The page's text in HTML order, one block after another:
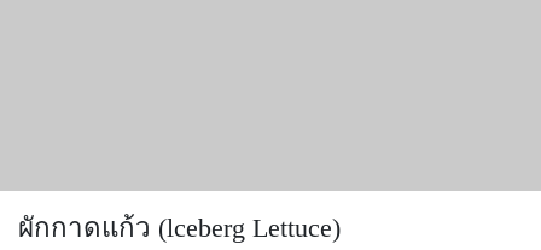
ผักกาดแก้ว (lceberg Lettuce)